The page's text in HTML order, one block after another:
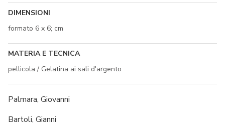
DIMENSIONI
formato 6 x 6; cm
MATERIA E TECNICA
pellicola / Gelatina ai sali d'argento
Palmara, Giovanni
Bartoli, Gianni